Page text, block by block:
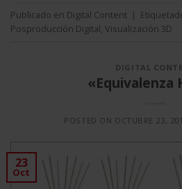
Publicado en Digital Content |
Posproducción Digital, Visualización 3D
DIGITAL
«Equivalenza
POSTED ON OCTUBRE 23,
23
Oct